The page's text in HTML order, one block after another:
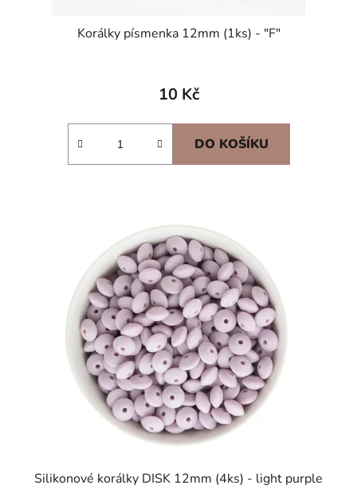
Korálky písmenka 12mm (1ks) - "F"
10 Kč
DO KOŠÍKU
Silikonové korálky DISK 12mm (4ks) - light purple